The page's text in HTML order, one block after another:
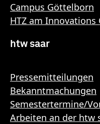
Campus Göttelborn
HTZ am Innovations
htw saar
Pressemitteilungen
Bekanntmachungen
Semestertermine/
Arbeiten an der htw